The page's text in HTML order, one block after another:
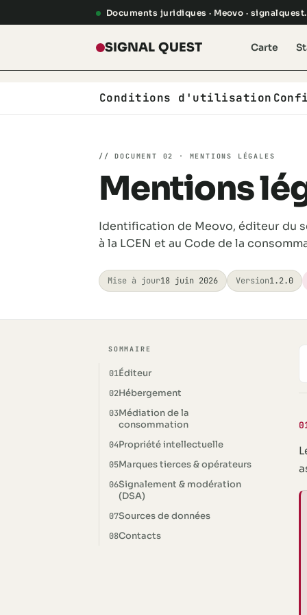
Documents juridiques · Meovo ·
SIGNAL QUEST Carte
Conditions d'utilisation
// DOCUMENT 02 · MENTIONS LÉGALES
Mentions
Identification de Meovo, éditeur du
à la LCEN et au Code de la
Mise à jour18 juin 2026 Version1.2.0
SOMMAIRE
01Éditeur
02Hébergement
03Médiation de la
consommation
04Propriété intellectuelle
05Marques tierces & opérateurs
06Signalement & modération
(DSA)
07Sources de données
08Contacts